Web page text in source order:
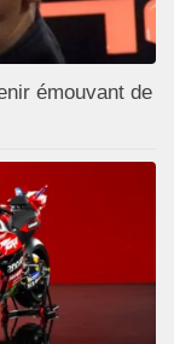
émouvant de